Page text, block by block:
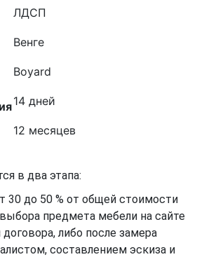
ЛДСП
Венге
Boyard
14 дней
12 месяцев
в два этапа:
30 до 50 % от общей стоимости
предмета мебели на сайте
либо после замера
составлением эскиза и